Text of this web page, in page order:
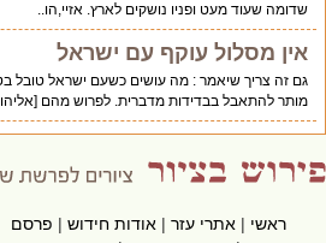
שדומה שעוד מעט ופניו נושקים לארץ. אזיי,הו..
אין מסלול עוקף עם ישראל
גם זה צריך שיאמר : מה עושים כשעם ישראל טובל
מותר להתאבל בבדידות מדברית. לפרוש מהם [אליהו
ראשי|אתרי עזר|אודות חידוש|פרסם